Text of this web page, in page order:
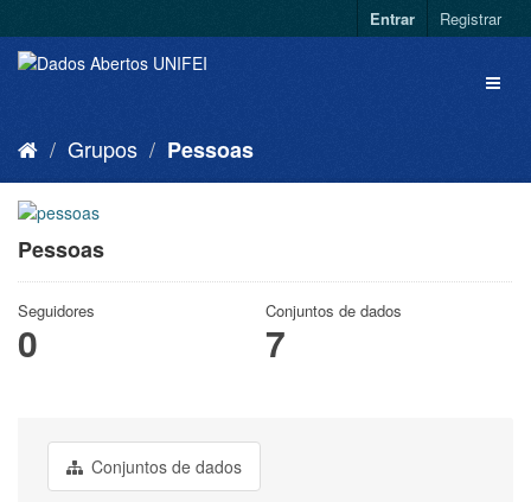
Entrar Registrar
Grupos Pessoas
Pessoas
Seguidores
0
Conjuntos de dados
7
Conjuntos de dados